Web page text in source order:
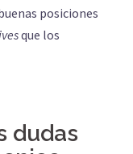
posiciones
que los
dudas